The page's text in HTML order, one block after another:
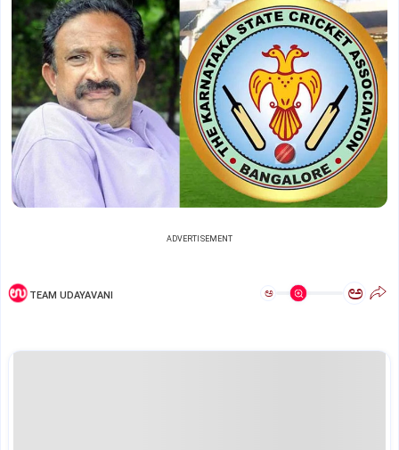
ADVERTISEMENT
TEAM UDAYAVANI ಅ ಅ